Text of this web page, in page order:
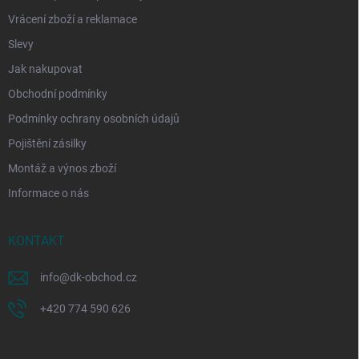
Vrácení zboží a reklamace
Slevy
Jak nakupovat
Obchodní podmínky
Podmínky ochrany osobních údajů
Pojištění zásilky
Montáž a výnos zboží
Informace o nás
KONTAKT
info@dk-obchod.cz
+420 774 590 626